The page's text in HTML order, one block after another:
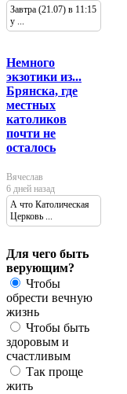
Завтра (21.07) в 11:15
у ...
Немного
экзотики из...
Брянска, где
местных
католиков
почти не
осталось
Вячеслав
6 дней назад
А что Католическая
Церковь ...
Для чего быть
верующим?
Чтобы
обрести вечную
жизнь
Чтобы быть
здоровым и
счастливым
Так проще
жить